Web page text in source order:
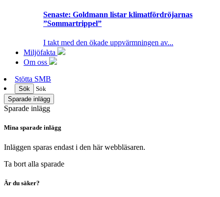
Senaste: Goldmann listar klimatfördröjarnas
”Sommartrippel”
I takt med den ökade uppvärmningen av...
Miljöfakta
Om oss
Stötta SMB
Sök
Sök
Sparade inlägg
Sparade inlägg
Mina sparade inlägg
Inläggen sparas endast i den här webbläsaren.
Ta bort alla sparade
Är du säker?